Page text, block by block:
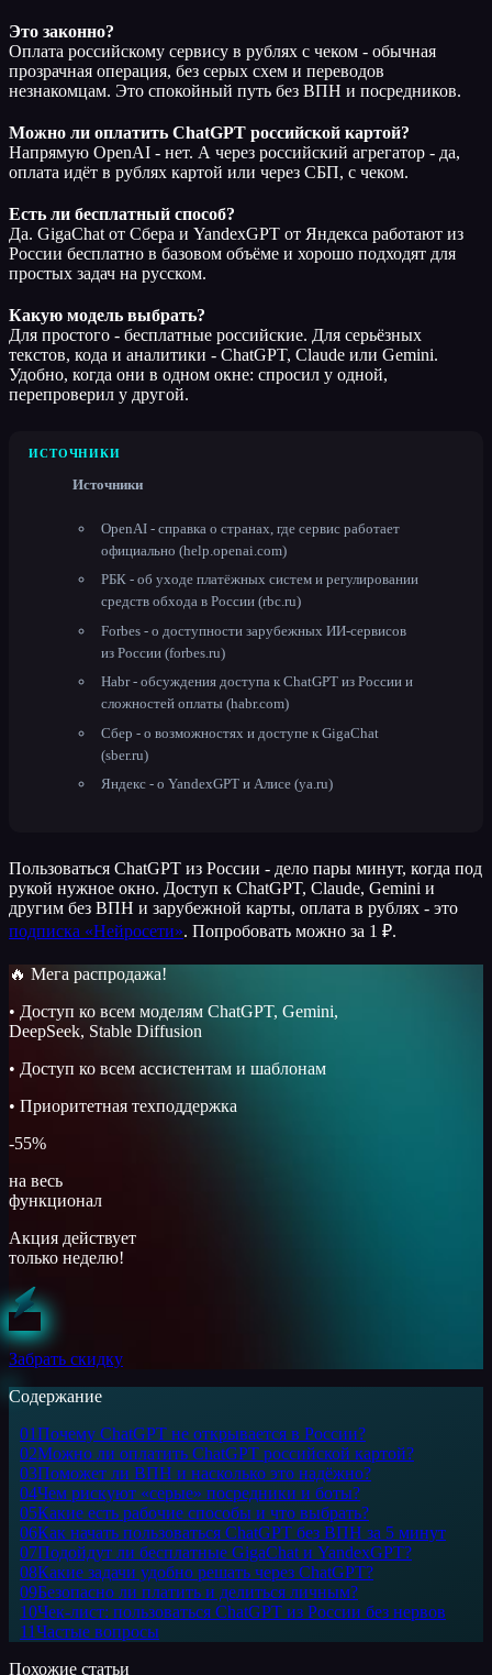
Это законно?
Оплата российскому сервису в рублях с чеком - обычная
прозрачная операция, без серых схем и переводов
незнакомцам. Это спокойный путь без ВПН и посредников.
Можно ли оплатить ChatGPT российской картой?
Напрямую OpenAI - нет. А через российский агрегатор - да,
оплата идёт в рублях картой или через СБП, с чеком.
Есть ли бесплатный способ?
Да. GigaChat от Сбера и YandexGPT от Яндекса работают из
России бесплатно в базовом объёме и хорошо подходят для
простых задач на русском.
Какую модель выбрать?
Для простого - бесплатные российские. Для серьёзных
текстов, кода и аналитики - ChatGPT, Claude или Gemini.
Удобно, когда они в одном окне: спросил у одной,
перепроверил у другой.
ИСТОЧНИКИ
Источники
OpenAI - справка о странах, где сервис работает
официально (help.openai.com)
РБК - об уходе платёжных систем и регулировании
средств обхода в России (rbc.ru)
Forbes - о доступности зарубежных ИИ-сервисов
из России (forbes.ru)
Habr - обсуждения доступа к ChatGPT из России и
сложностей оплаты (habr.com)
Сбер - о возможностях и доступе к GigaChat
(sber.ru)
Яндекс - о YandexGPT и Алисе (ya.ru)
Пользоваться ChatGPT из России - дело пары минут, когда под
рукой нужное окно. Доступ к ChatGPT, Claude, Gemini и
другим без ВПН и зарубежной карты, оплата в рублях - это
подписка «Нейросети». Попробовать можно за 1 ₽.
🔥 Мега распродажа!
• Доступ ко всем моделям ChatGPT, Gemini,
DeepSeek, Stable Diffusion
• Доступ ко всем ассистентам и шаблонам
• Приоритетная техподдержка
-55%
на весь
функционал
Акция действует
только неделю!
Забрать скидку
Содержание
01Почему ChatGPT не открывается в России?
02Можно ли оплатить ChatGPT российской картой?
03Поможет ли ВПН и насколько это надёжно?
04Чем рискуют «серые» посредники и боты?
05Какие есть рабочие способы и что выбрать?
06Как начать пользоваться ChatGPT без ВПН за 5 минут
07Подойдут ли бесплатные GigaChat и YandexGPT?
08Какие задачи удобно решать через ChatGPT?
09Безопасно ли платить и делиться личным?
10Чек-лист: пользоваться ChatGPT из России без нервов
11Частые вопросы
Похожие статьи